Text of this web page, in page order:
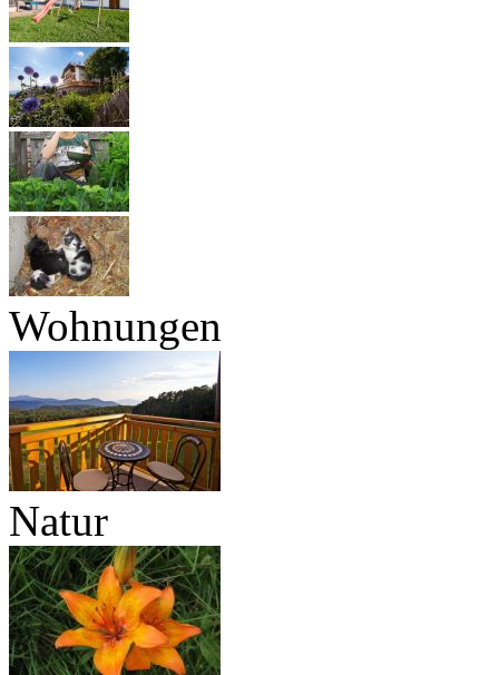
Wohnungen
Natur